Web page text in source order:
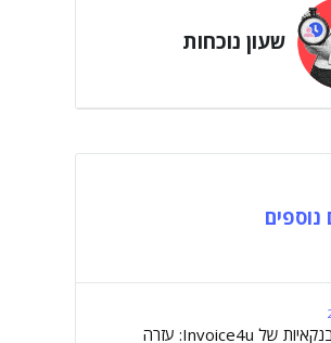
שעון נוכחות
נוספים
העברות בנקאיות של Invoice4u: עזרה